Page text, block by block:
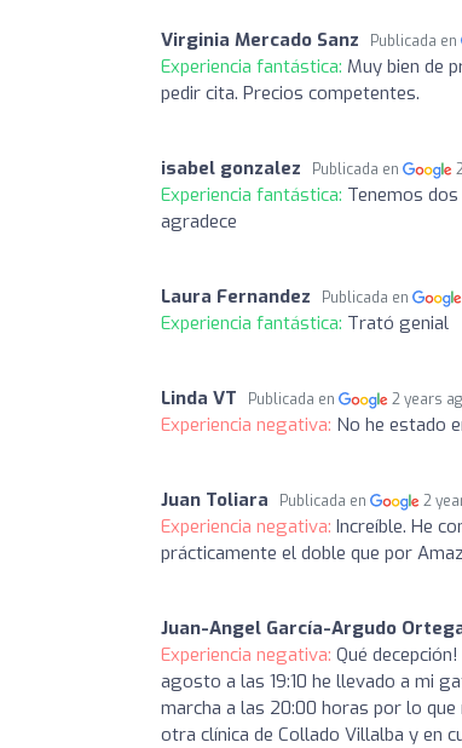
Virginia Mercado Sanz Publicada en
Experiencia fantástica: Muy bien de
pedir cita. Precios competentes.
isabel gonzalez Publicada en
Experiencia fantástica: Tenemos
agradece
Laura Fernandez Publicada en
Experiencia fantástica: Trató genial
Linda VT Publicada en 2 years
Experiencia negativa: No he estado
Juan Toliara Publicada en 2
Experiencia negativa: Increíble. He
prácticamente el doble que por
Juan-Angel García-Argudo
Experiencia negativa: Qué
agosto a las 19:10 he llevado a mi
marcha a las 20:00 horas por lo
otra clínica de Collado Villalba y en